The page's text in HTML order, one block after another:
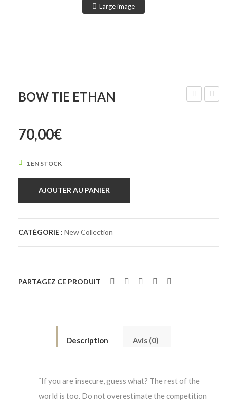
Large image
BOW TIE ETHAN
70,00€
1 EN STOCK
AJOUTER AU PANIER
CATÉGORIE : New Collection
PARTAGEZ CE PRODUIT
Description Avis (0)
¨If you are insecure, guess what? The rest of the
world is too. Do not overestimate the competition